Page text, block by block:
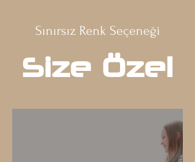
Sınırsız Renk Seçeneği
Size Özel